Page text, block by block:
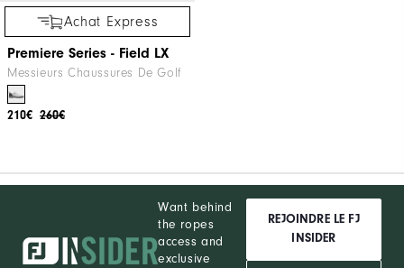
Achat Express
Premiere Series - Field LX
Messieurs Chaussures De Golf
260€
210€
Want behind
the ropes
access and
exclusive
REJOINDRE LE FJ
INSIDER